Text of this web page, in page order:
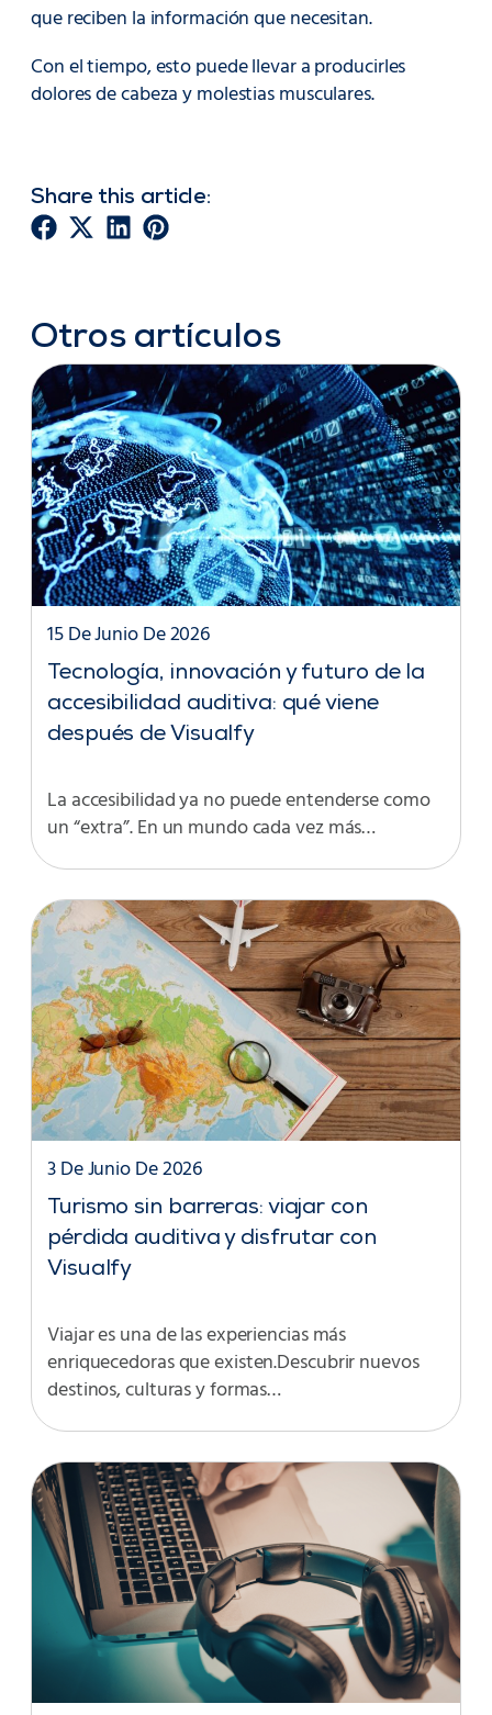
que reciben la información que necesitan.
Con el tiempo, esto puede llevar a producirles
dolores de cabeza y molestias musculares.
Share this article:
Otros artículos
Tecnología, innovación y futuro de la
accesibilidad auditiva: qué viene
después de Visualfy
15 De Junio De 2026
La accesibilidad ya no puede entenderse como
un “extra”. En un mundo cada vez más…
Turismo sin barreras: viajar con
pérdida auditiva y disfrutar con
Visualfy
3 De Junio De 2026
Viajar es una de las experiencias más
enriquecedoras que existen.Descubrir nuevos
destinos, culturas y formas…